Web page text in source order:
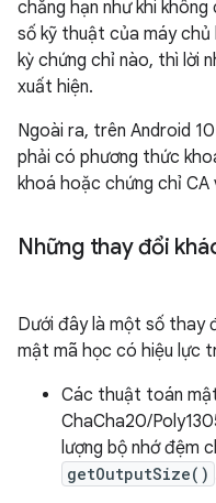
chẳng hạn như khi
số kỹ thuật của máy
kỳ chứng chỉ nào, thì lời
xuất hiện.
Ngoài ra, trên Android
phải có phương thức
khoá hoặc chứng chỉ CA
Những thay đổi
Dưới đây là một số thay
mật mã học có hiệu lực
Các thuật toán
ChaCha20/
lượng bộ nhớ đệm
getOutputSize()